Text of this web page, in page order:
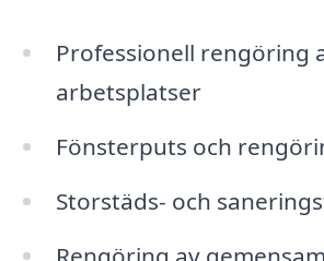
Professionell rengöring
arbetsplatser
Fönsterputs och
Storstäds- och